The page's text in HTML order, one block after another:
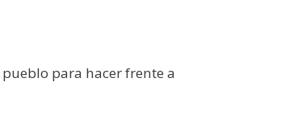
para hacer frente a